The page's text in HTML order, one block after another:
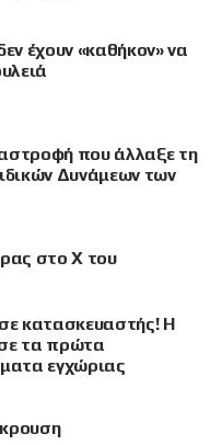
έχουν «καθήκον» να
που άλλαξε τη
Δυνάμεων των
στο X του
κατασκευαστής! Η
τα πρώτα
εγχώριας